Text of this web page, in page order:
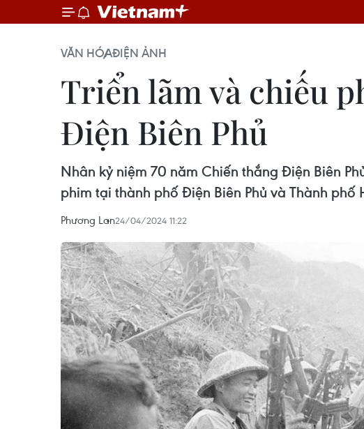
VĂN HÓAĐIỆN ẢNH
Triển lãm và chiếu
Điện Biên Phủ
Nhân kỷ niệm 70 năm Chiến thắng Điện Biên
phim tại thành phố Điện Biên Phủ và Thành phố
Phương Lan24/04/2024 11:22